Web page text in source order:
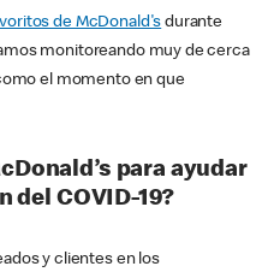
de McDonald's durante
monitoreando muy de cerca
el momento en que
para ayudar
del COVID-19?
y clientes en los